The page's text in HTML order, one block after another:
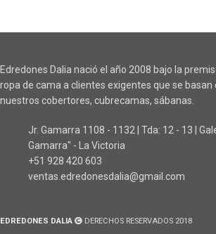
Edredones Dalia nació el año 2008 bajo la
ropa de cama a clientes exigentes que se basan
nuestros cobertores, cubrecamas, sábanas.
Jr. Gamarra 1108 - 1132 | Tda: 12 - 13 |
Gamarra" - La Victoria
+51 928 420 603
ventas.edredonesdalia@gmail.com
EDREDONES DALIA DERECHOS RESERVADOS 2018